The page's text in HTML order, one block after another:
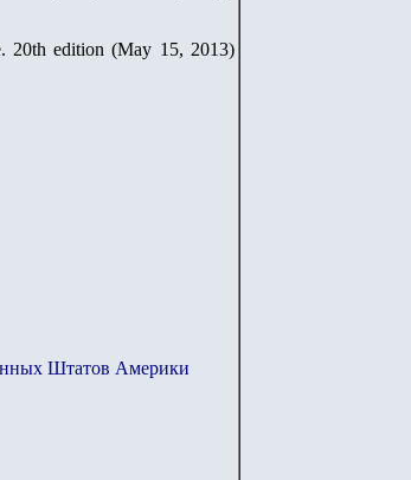
20th edition (May 15, 2013)
Штатов Америки